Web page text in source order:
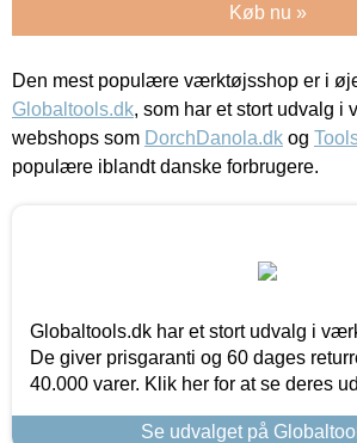
Køb nu »
Den mest populære værktøjsshop er i
Globaltools.dk, som har et stort udvalg i
webshops som DorchDanola.dk og
populære iblandt danske forbrugere.
Globaltools.dk har et stort udvalg i
De giver prisgaranti og 60 dages
40.000 varer. Klik her for at se deres
Se udvalget på